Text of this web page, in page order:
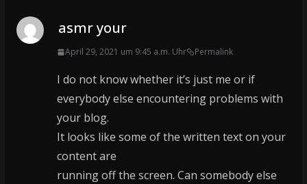
asmr your
April 29, 2021 um 9:45 a.m. Uhr Permalink
I do not know whether it’s just me or if
everybody else encountering problems with
your blog.
It looks like some of the written text on your
content are
running off the screen. Can somebody else